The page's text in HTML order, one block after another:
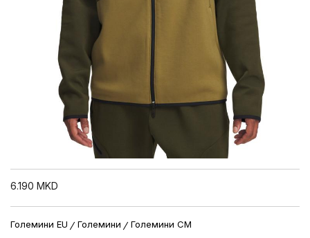
6.190 MKD
Големини EU Големини Големини CM